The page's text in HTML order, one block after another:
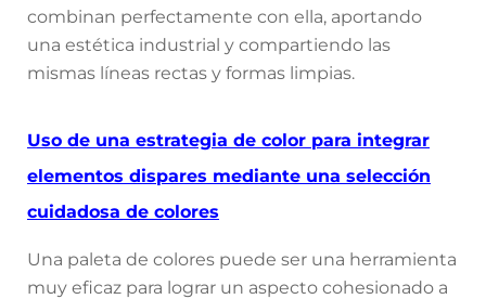
combinan perfectamente con ella, aportando
una estética industrial y compartiendo las
mismas líneas rectas y formas limpias.
Uso de una estrategia de color para integrar
elementos dispares mediante una selección
cuidadosa de colores
Una paleta de colores puede ser una herramienta
muy eficaz para lograr un aspecto cohesionado a